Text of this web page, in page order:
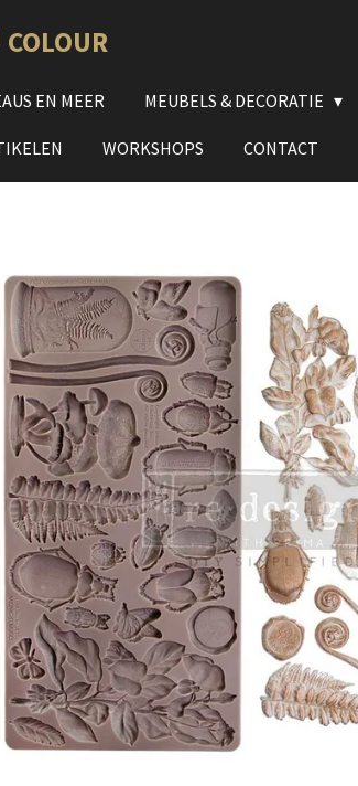
COLOUR
EN MEER MEUBELS & DECORATIE
WORKSHOPS CONTACT